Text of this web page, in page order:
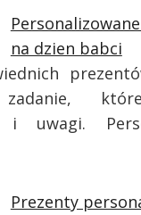
na dzien babci
i uwagi.
Prezenty